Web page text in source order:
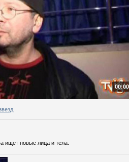
ищет новые лица и тела.